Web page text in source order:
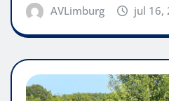
AVLimburg jul 16,